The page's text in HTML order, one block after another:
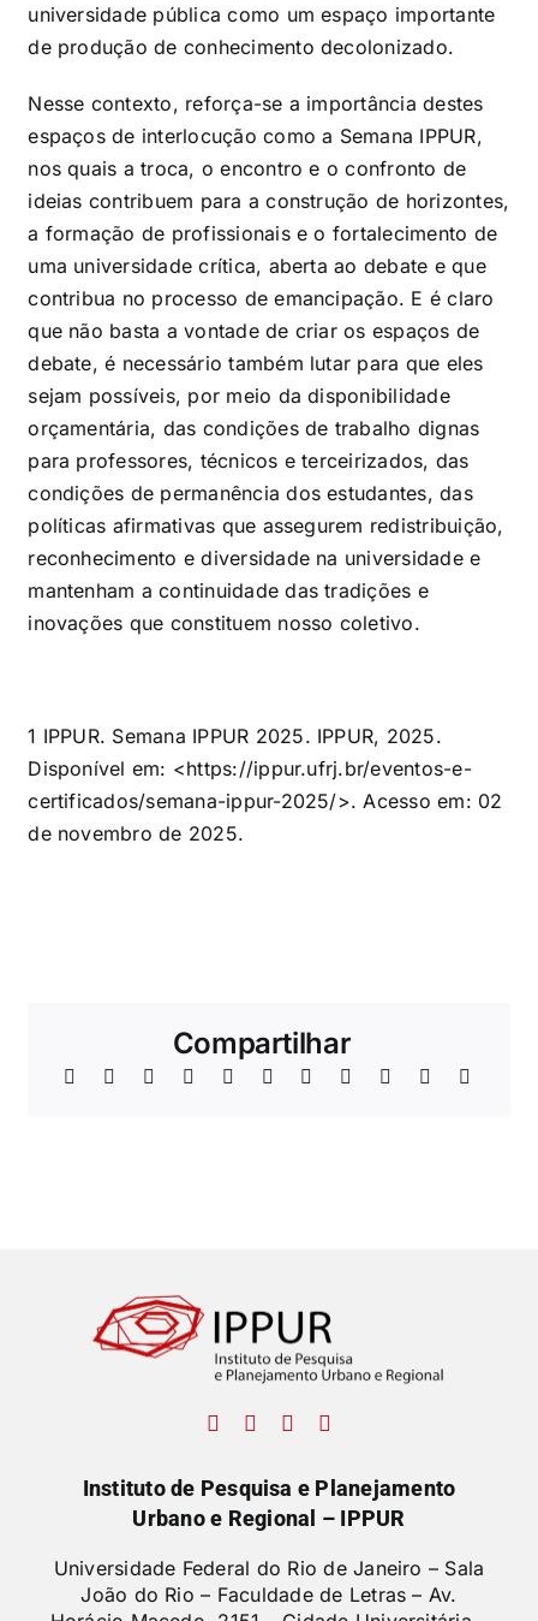
universidade pública como um espaço importante
de produção de conhecimento decolonizado.
Nesse contexto, reforça-se a importância destes
espaços de interlocução como a Semana IPPUR,
nos quais a troca, o encontro e o confronto de
ideias contribuem para a construção de horizontes,
a formação de profissionais e o fortalecimento de
uma universidade crítica, aberta ao debate e que
contribua no processo de emancipação. E é claro
que não basta a vontade de criar os espaços de
debate, é necessário também lutar para que eles
sejam possíveis, por meio da disponibilidade
orçamentária, das condições de trabalho dignas
para professores, técnicos e terceirizados, das
condições de permanência dos estudantes, das
políticas afirmativas que assegurem redistribuição,
reconhecimento e diversidade na universidade e
mantenham a continuidade das tradições e
inovações que constituem nosso coletivo.
1 IPPUR. Semana IPPUR 2025. IPPUR, 2025.
Disponível em: <https://ippur.ufrj.br/eventos-e-
certificados/semana-ippur-2025/>. Acesso em: 02
de novembro de 2025.
Compartilhar
Instituto de Pesquisa e Planejamento
Urbano e Regional – IPPUR
Universidade Federal do Rio de Janeiro – Sala
João do Rio – Faculdade de Letras – Av.